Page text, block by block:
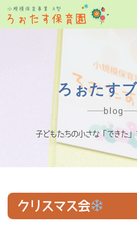
ろぉたす
blog
子どもたちの小さな「できた」
クリスマス会